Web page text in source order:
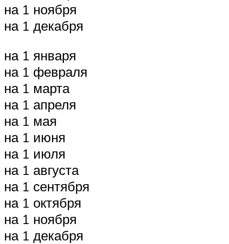
на 1 ноября
на 1 декабря
на 1 января
на 1 февраля
на 1 марта
на 1 апреля
на 1 мая
на 1 июня
на 1 июля
на 1 августа
на 1 сентября
на 1 октября
на 1 ноября
на 1 декабря